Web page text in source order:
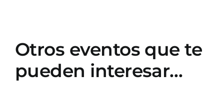
Otros eventos que te
pueden interesar…